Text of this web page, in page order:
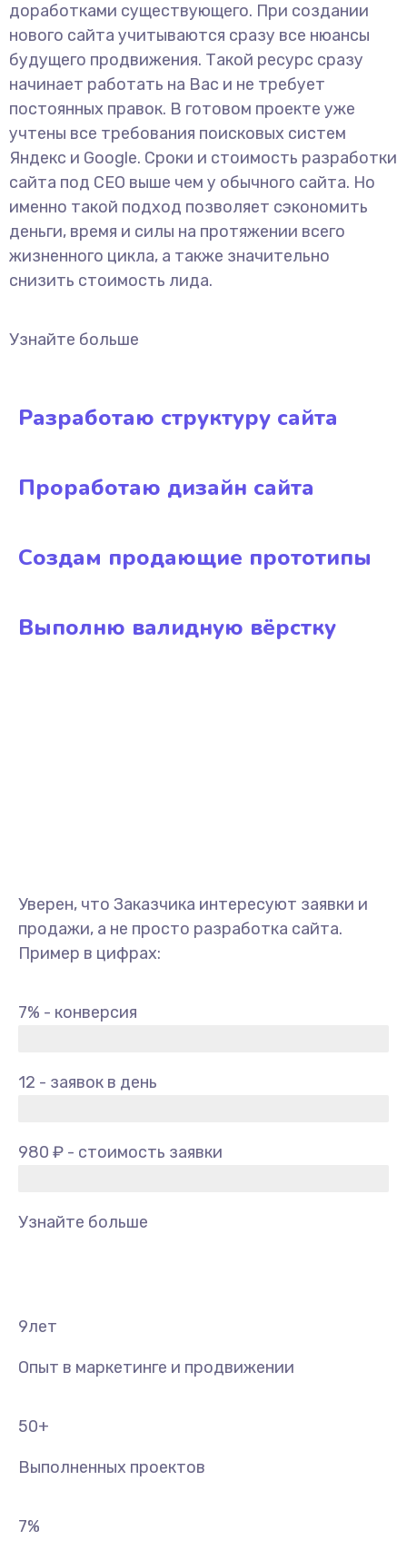
доработками существующего. При создании
нового сайта учитываются сразу все нюансы
будущего продвижения. Такой ресурс сразу
начинает работать на Вас и не требует
постоянных правок. В готовом проекте уже
учтены все требования поисковых систем
Яндекс и Google. Сроки и стоимость разработки
сайта под СЕО выше чем у обычного сайта. Но
именно такой подход позволяет сэкономить
деньги, время и силы на протяжении всего
жизненного цикла, а также значительно
снизить стоимость лида.
Узнайте больше
Разработаю структуру сайта
Проработаю дизайн сайта
Создам продающие прототипы
Выполню валидную вёрстку
Уверен, что Заказчика интересуют заявки и
продажи, а не просто разработка сайта.
Пример в цифрах:
7% - конверсия
12 - заявок в день
980 ₽ - стоимость заявки
Узнайте больше
9лет
Опыт в маркетинге и продвижении
50+
Выполненных проектов
7%